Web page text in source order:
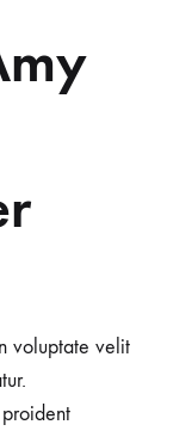
voluptate velit